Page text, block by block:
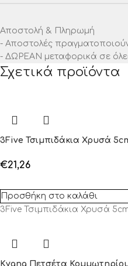
Αποστολή & Πληρωμή
- Αποστολές
- ΔΩΡΕΑΝ μεταφορικά σε
Σχετικά προϊόντα
3Five Τσιμπιδάκια Χρυσά
€21,26
Προσθήκη στο καλάθι
3Five Τσιμπιδάκια Χρυσά
Kyana Πετσέτα